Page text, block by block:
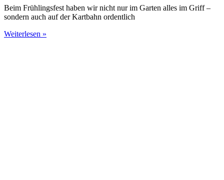
Beim Frühlingsfest haben wir nicht nur im Garten alles im Griff –
sondern auch auf der Kartbahn ordentlich
Weiterlesen »